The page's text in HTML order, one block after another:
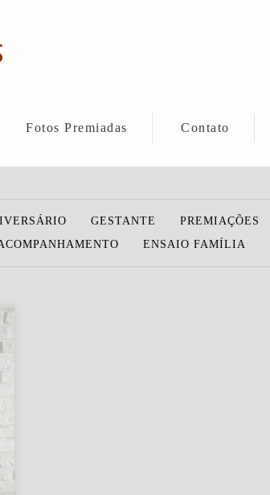
Fotos Premiadas Contato
GESTANTE PREMIAÇÕES
ENSAIO FAMÍLIA